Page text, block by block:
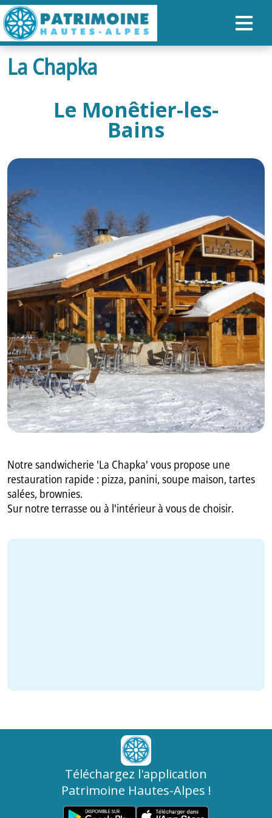
ACCUEIL
NOS PARCOURS
ORGANISER SON SÉJOUR
RECHERCHER
FR
GB
La Chapka
Le Monêtier-les-
Bains
Notre sandwicherie 'La Chapka' vous propose une
restauration rapide : pizza, panini, soupe maison, tartes
salées, brownies.
Sur notre terrasse ou à l'intérieur à vous de choisir.
Téléchargez l'application
Patrimoine Hautes-Alpes !